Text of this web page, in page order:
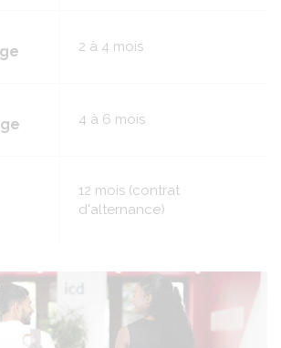
2 à 4 mois
4 à 6 mois
12 mois (contrat
d'alternance)